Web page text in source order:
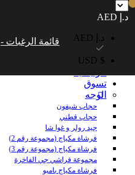
درهمًا إماراتيًا. شحن مجاني عالميًا للطلبات التي تزيد
تسوق
الوجه
حجاب شيفون
حجاب قطني
جيد رولر و غوا شا
فرشاة مكياج (مجموعة رقم 2)
فرشاة مكياج (مجموعة رقم 3)
مجموعة فراشي جي الفاخرة
فرشاة مكياج بامبو
د.إ AED
د.إ AED
$ USD
قائمة الرغبات -